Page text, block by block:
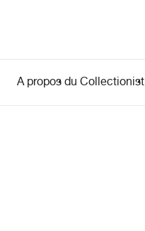
A propos du Collectionist